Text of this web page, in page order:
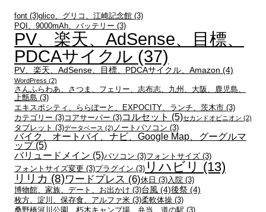
font (3)glico、グリコ、江崎記念館 (3)
PQI、9000mAh、バッテリー (3)
PV、楽天、AdSense、目標、
PDCAサイクル (37)
PV、楽天、AdSense、目標、PDCAサイクル、Amazon (4)
WordPress (2)
さんふらわあ、さつま、フェリー、志布志、九州、大阪、鹿児島、
上甑島 (3)
エキスポシティ、ららぽーと、EXPOCITY、ランチ、茨木市 (3)
カテゴリー (3)コアサーバー (3)コルセット (5)セカンドオピニオン (2)
タブレット (3)データベース (2) ノートパソコン (3)
バイク、オートバイ、ナビ、Google Map、グーグルマ
ップ(5)
バリュードメイン (5)パソコン (3)フォントサイズ (3)
フォントサイズ変更 (3)プラグイン (3) リハビリ (13)
リリカ (8)ワードプレス (6)休日 (3)入院 (3)
博物館、家族、デート、お出かけ (3)台風 (4)後祭 (4)
枚方、淀川、保存食、アルファ米 (3)柔軟体操 (3)
桑野橋河川公園、朽木キャンプ場、弁当、道の駅 (3)